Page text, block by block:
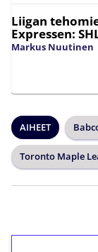
Liigan
Expressen:
Markus Nuutinen
AIHEET
Toronto Maple